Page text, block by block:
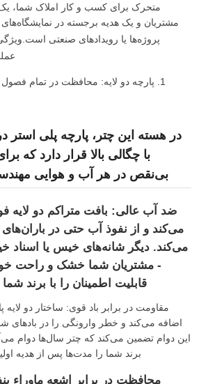
محصولات
کنترل کیفیت
تماس با ما
اخبار
همه موارد
درخواست نقل قول
چترهای گلف
متحرک برای کسب و کار املاک شما، یک
مشتریان و یک هدیه برجسته در نمایشگاه‌های
پروژه‌ها یا رویدادهای صنعتی است.
1. پارچه دو لایه: محافظت در تمام
در هسته این چتر، پارچه پلی استر
با چگالی بالا قرار دارد که
بی‌نقص در هر آب و هوایی
ضد آب عالی: بافت متراکم دو لایه
می‌کند و از نفوذ آب حتی در
می‌کند. دیگر شانه‌های خیس یا اسناد
- مشتریان شما خشک و راحت
قابلیت اطمینان را با برند
مقاومت در برابر باد قوی: ساختار دو لایه
اضافه می‌کند و خطر وارونگی را در بادهای
این دوام تضمین می‌کند که چتر سال‌ها دوام
برند شما را مدت‌ها پس از هدیه